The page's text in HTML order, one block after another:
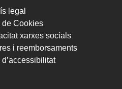
legal
de Cookies
xarxes socials
i reemborsaments